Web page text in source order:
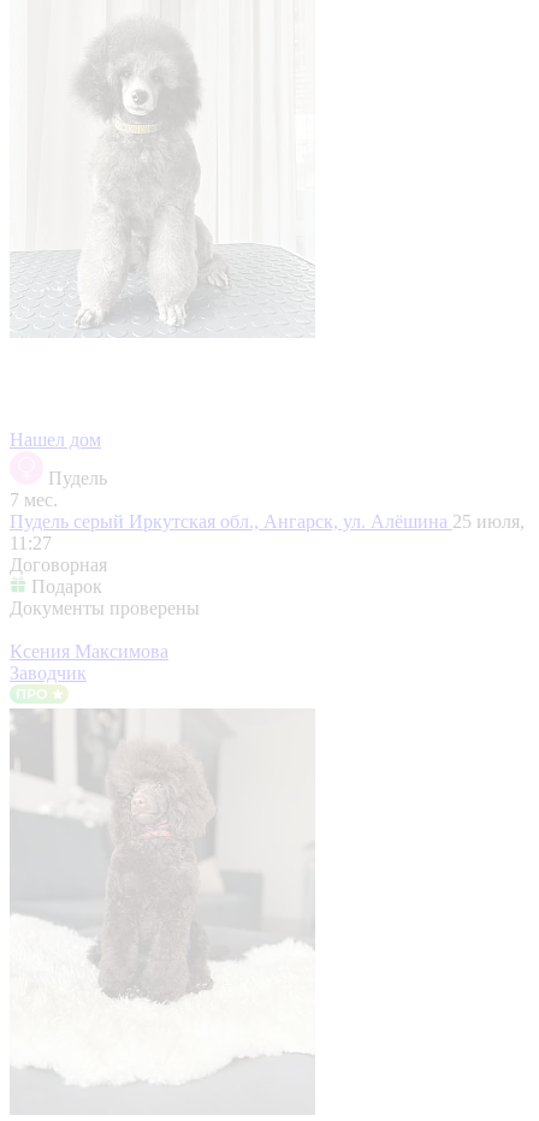
Нашел дом
Пудель
7 мес.
Пудель серый Иркутская обл., Ангарск, ул. Алёшина 25 июля,
11:27
Договорная
Подарок
Документы проверены
Ксения Максимова
Заводчик